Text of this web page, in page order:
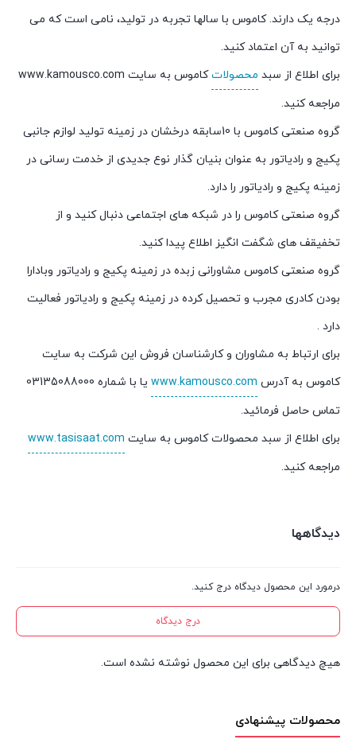
درجه یک دارند. کاموس با سالها تجربه در تولید، نامی است که می
توانید به آن اعتماد کنید.
برای اطلاع از سبد محصولات
کاموس به سایت www.kamousco.com
مراجعه کنید.
گروه صنعتی کاموس با 10سابقه درخشان در زمینه تولید لوازم جانبی
پکیج و رادیاتور به عنوان بنیان گذار نوع جدیدی از خدمت رسانی در
زمینه پکیج و رادیاتور را دارد.
گروه صنعتی کاموس را در شبکه های اجتماعی دنبال کنید و از
تخفیقف های شگفت انگیز اطلاع پیدا کنید.
گروه صنعتی کاموس مشاورانی زبده در زمینه پکیج و رادیاتور وبادارا
بودن کادری مجرب و تحصیل کرده در زمینه پکیج و رادیاتور فعالیت
دارد .
برای ارتباط به مشاوران و کارشناسان فروش این شرکت به سایت
کاموس به آدرس www.kamousco.com
یا با شماره 03135088000
تماس حاصل فرمائید.
برای اطلاع از سبد محصولات کاموس به سایت www.tasisaat.com
مراجعه کنید.
دیدگاهها
درمورد این محصول دیدگاه درج کنید.
درج دیدگاه
هیچ دیدگاهی برای این محصول نوشته نشده است.
محصولات پیشنهادی